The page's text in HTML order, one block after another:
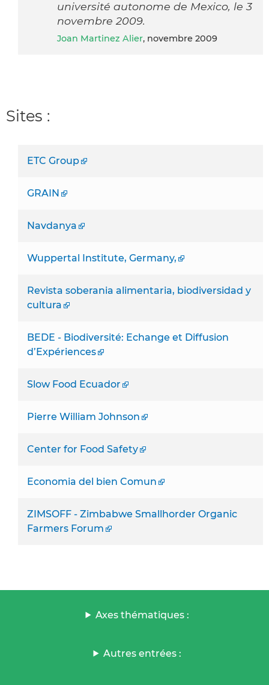
université autonome de Mexico, le 3
novembre 2009.
Joan Martinez Alier, novembre 2009
Sites :
ETC Group
GRAIN
Navdanya
Wuppertal Institute, Germany,
Revista soberania alimentaria, biodiversidad y
cultura
BEDE - Biodiversité: Echange et Diffusion
d’Expériences
Slow Food Ecuador
Pierre William Johnson
Center for Food Safety
Economia del bien Comun
ZIMSOFF - Zimbabwe Smallhorder Organic
Farmers Forum
Axes thématiques :
Autres entrées :